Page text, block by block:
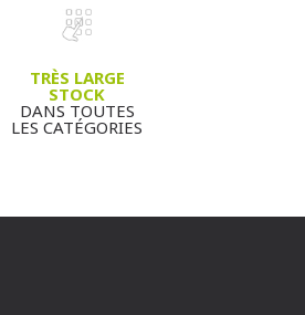
TRÈS LARGE
STOCK
DANS TOUTES
LES CATÉGORIES